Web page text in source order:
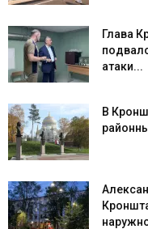
Глава
атаки...
В